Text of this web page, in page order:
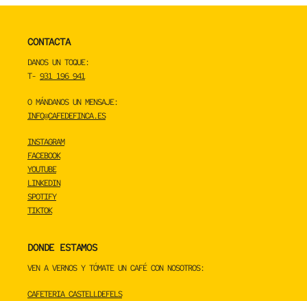
CONTACTA
DANOS UN TOQUE:
T- 931 196 941
O MÁNDANOS UN MENSAJE:
INFO@CAFEDEFINCA.ES
INSTAGRAM
FACEBOOK
YOUTUBE
LINKEDIN
SPOTIFY
TIKTOK
DONDE ESTAMOS
VEN A VERNOS Y TÓMATE UN CAFÉ CON NOSOTROS:
CAFETERIA CASTELLDEFELS